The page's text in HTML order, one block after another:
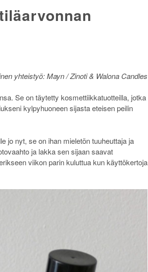
yhteistyö: Mayn / Zinoti & Walona Candles
Se on täytetty kosmettiikkatuotteilla, jotka
kylpyhuoneen sijasta eteisen peilin
jo nyt, se on ihan mieletön tuuheuttaja ja
ja lakka sen sijaan saavat
viikon parin kuluttua kun käyttökertoja